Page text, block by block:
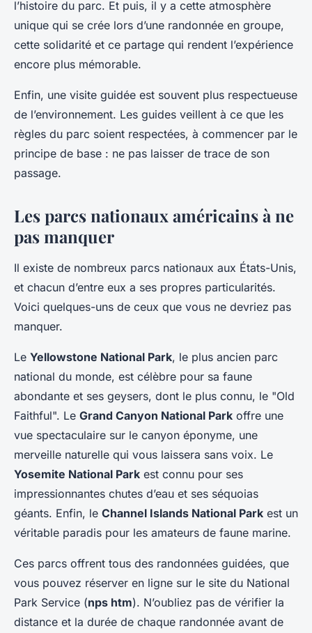
l’histoire du parc. Et puis, il y a cette atmosphère
unique qui se crée lors d’une randonnée en groupe,
cette solidarité et ce partage qui rendent l’expérience
encore plus mémorable.
Enfin, une visite guidée est souvent plus respectueuse
de l’environnement. Les guides veillent à ce que les
règles du parc soient respectées, à commencer par le
principe de base : ne pas laisser de trace de son
passage.
Les parcs nationaux américains à ne
pas manquer
Il existe de nombreux parcs nationaux aux États-Unis,
et chacun d’entre eux a ses propres particularités.
Voici quelques-uns de ceux que vous ne devriez pas
manquer.
Le Yellowstone National Park, le plus ancien parc
national du monde, est célèbre pour sa faune
abondante et ses geysers, dont le plus connu, le "Old
Faithful". Le Grand Canyon National Park offre une
vue spectaculaire sur le canyon éponyme, une
merveille naturelle qui vous laissera sans voix. Le
Yosemite National Park est connu pour ses
impressionnantes chutes d’eau et ses séquoias
géants. Enfin, le Channel Islands National Park est un
véritable paradis pour les amateurs de faune marine.
Ces parcs offrent tous des randonnées guidées, que
vous pouvez réserver en ligne sur le site du National
Park Service (nps htm). N’oubliez pas de vérifier la
distance et la durée de chaque randonnée avant de